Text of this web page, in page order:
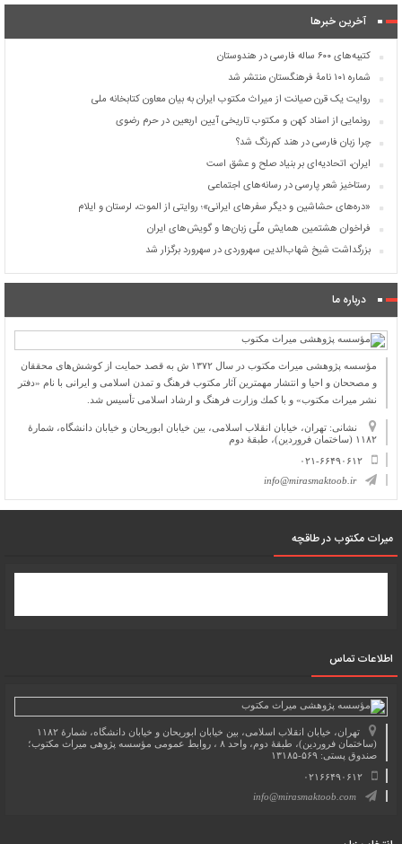
آخرین خبرها
کتیبه‌های ۶۰۰ ساله فارسی در هندوستان
شماره ۱۰۱ نامۀ فرهنگستان منتشر شد
روایت یک قرن صیانت از میراث مکتوب ایران به بیان معاون کتابخانه ملی
رونمایی از اسناد کهن و مکتوب تاریخی آیین اربعین در حرم رضوی
چرا زبان فارسی در هند کم‌رنگ شد؟
ایران، اتحادیه‌ای بر بنیاد صلح و عشق است
رستاخیز شعر پارسی در رسانه‌های اجتماعی
«دره‌های حشاشین و دیگر سفرهای ایرانی»؛ روایتی از الموت، لرستان و ایلام
فراخوان هشتمین همایش ملّی زبان‌ها و گویش‌های ایران
بزرگداشت شیخ شهاب‌الدین سهروردی در سهرورد برگزار شد
درباره ما
مؤسسه پژوهشی میراث مكتوب در سال ۱۳۷۲ ش به قصد حمایت از كوشش‌های محققان
و مصححان و احیا و انتشار مهمترین آثار مكتوب فرهنگ و تمدن اسلامی و ایرانی با نام «دفتر
نشر میراث مكتوب» و با كمك وزارت فرهنگ و ارشاد اسلامی تأسیس شد.
نشانی: تهران، خیابان انقلاب اسلامی، بین خیابان ابوریحان و خیابان دانشگاه، شمارۀ
۱۱۸۲ (ساختمان فروردین)، طبقۀ دوم
۰۲۱-۶۶۴۹۰۶۱۲
info@mirasmaktoob.ir
میرات مکتوب در طاقچه
اطلاعات تماس
تهران، خیابان انقلاب اسلامی، بین خیابان ابوریحان و خیابان دانشگاه، شمارۀ ۱۱۸۲
(ساختمان فروردین)، طبقۀ دوم، واحد ۸ ، روابط عمومی مؤسسه پژوهی میراث مکتوب؛
صندوق پستی: ۵۶۹-۱۳۱۸۵
۰۲۱۶۶۴۹۰۶۱۲
info@mirasmaktoob.com